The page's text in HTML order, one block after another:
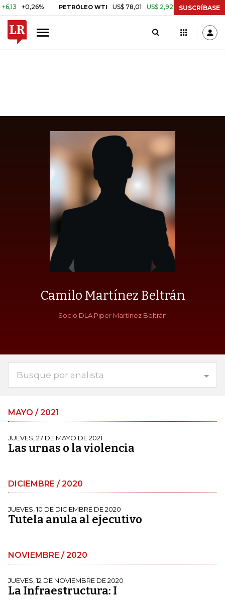
+0,26% PETRÓLEO WTI US$ 78,01 US$ 2,92 +3,89% CAFÉ
SUSCRÍBASE
Camilo Martínez Beltrán
Socio DLA Piper Martínez Beltrán
Busque por analista
MAYO / 2021
JUEVES, 27 DE MAYO DE 2021
Las urnas o la violencia
DICIEMBRE / 2020
JUEVES, 10 DE DICIEMBRE DE 2020
Tutela anula al ejecutivo
NOVIEMBRE / 2020
JUEVES, 12 DE NOVIEMBRE DE 2020
La Infraestructura: I